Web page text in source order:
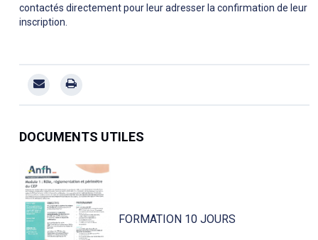
contactés directement pour leur adresser la confirmation de leur
inscription.
DOCUMENTS UTILES
FORMATION 10 JOURS